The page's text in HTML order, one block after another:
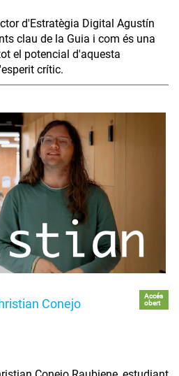
d'Estratègia Digital Agustín
clau de la Guia i com és una
el potencial d'aquesta
crític.
Conejo
Accés
obert